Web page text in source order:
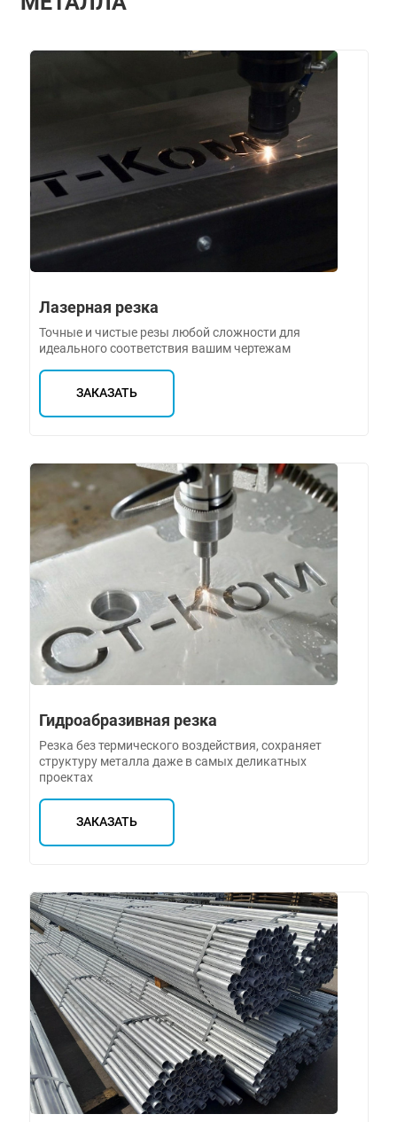
Лазерная резка
Точные и чистые резы любой сложности для
идеального соответствия вашим чертежам
ЗАКАЗАТЬ
Гидроабразивная резка
Резка без термического воздействия, сохраняет
структуру металла даже в самых деликатных
проектах
ЗАКАЗАТЬ